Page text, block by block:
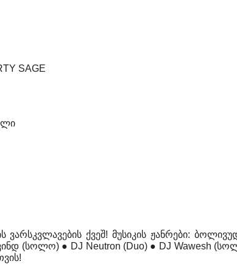
SAGE
ვარსკვლავების ქვეშ! მუსიკის ჟანრები:
(სოლო) ● DJ Neutron (Duo) ● DJ Wawesh